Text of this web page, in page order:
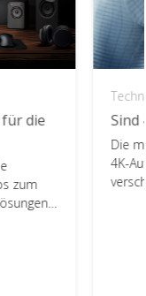
die
zum
Sind
Die
4K-